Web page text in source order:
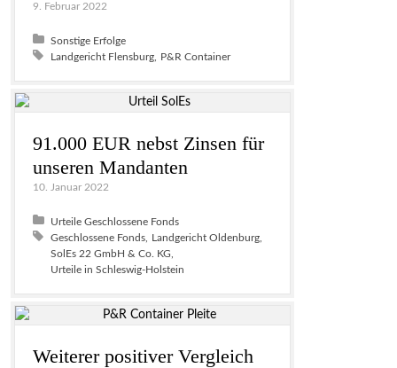
9. Februar 2022
Posted in:
Sonstige Erfolge
Tagged with:
Landgericht Flensburg P&R Container
91.000 EUR nebst Zinsen für
unseren Mandanten
10. Januar 2022
Posted in:
Urteile Geschlossene Fonds
Tagged with:
Geschlossene Fonds
Landgericht Oldenburg
SolEs 22 GmbH & Co. KG
Urteile in Schleswig-Holstein
Weiterer positiver Vergleich